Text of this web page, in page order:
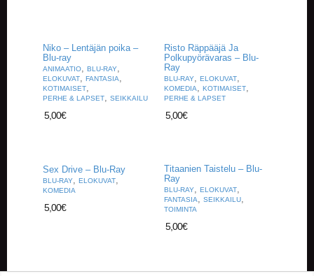
Niko – Lentäjän poika –
Blu-ray
ANIMAATIO, BLU-RAY,
ELOKUVAT, FANTASIA,
KOTIMAISET,
PERHE & LAPSET, SEIKKAILU
5,00€
Risto Räppääjä Ja
Polkupyörävaras – Blu-
Ray
BLU-RAY, ELOKUVAT,
KOMEDIA, KOTIMAISET,
PERHE & LAPSET
5,00€
Sex Drive – Blu-Ray
BLU-RAY, ELOKUVAT,
KOMEDIA
5,00€
Titaanien Taistelu – Blu-
Ray
BLU-RAY, ELOKUVAT,
FANTASIA, SEIKKAILU,
TOIMINTA
5,00€